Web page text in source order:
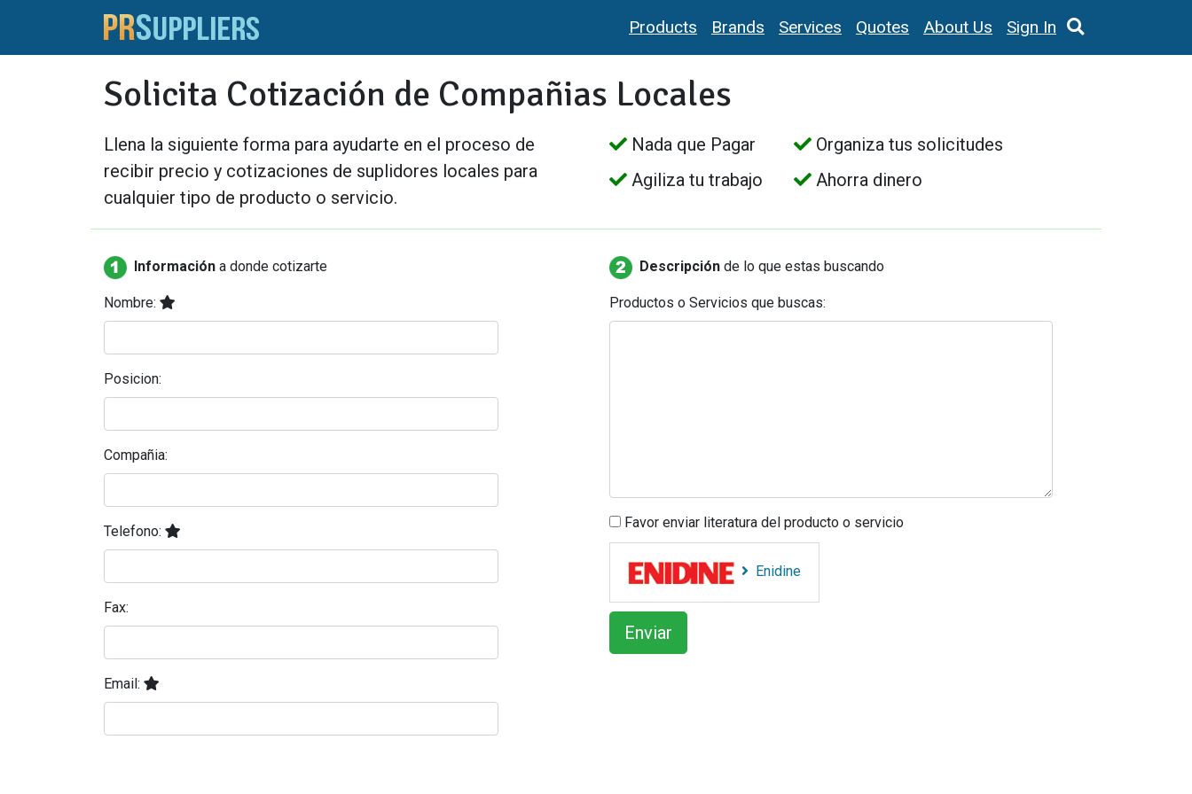
Products Brands Services Quotes About Us Sign In
Solicita Cotización de Compañias Locales
Llena la siguiente forma para ayudarte en el proceso de
recibir precio y cotizaciones de suplidores locales para
cualquier tipo de producto o servicio.
Nada que Pagar
Agiliza tu trabajo
Organiza tus solicitudes
Ahorra dinero
Información a donde cotizarte
Nombre:
Posicion:
Compañia:
Telefono:
Fax:
Email:
Descripción de lo que estas buscando
Productos o Servicios que buscas:
Favor enviar literatura del producto o servicio
Enidine